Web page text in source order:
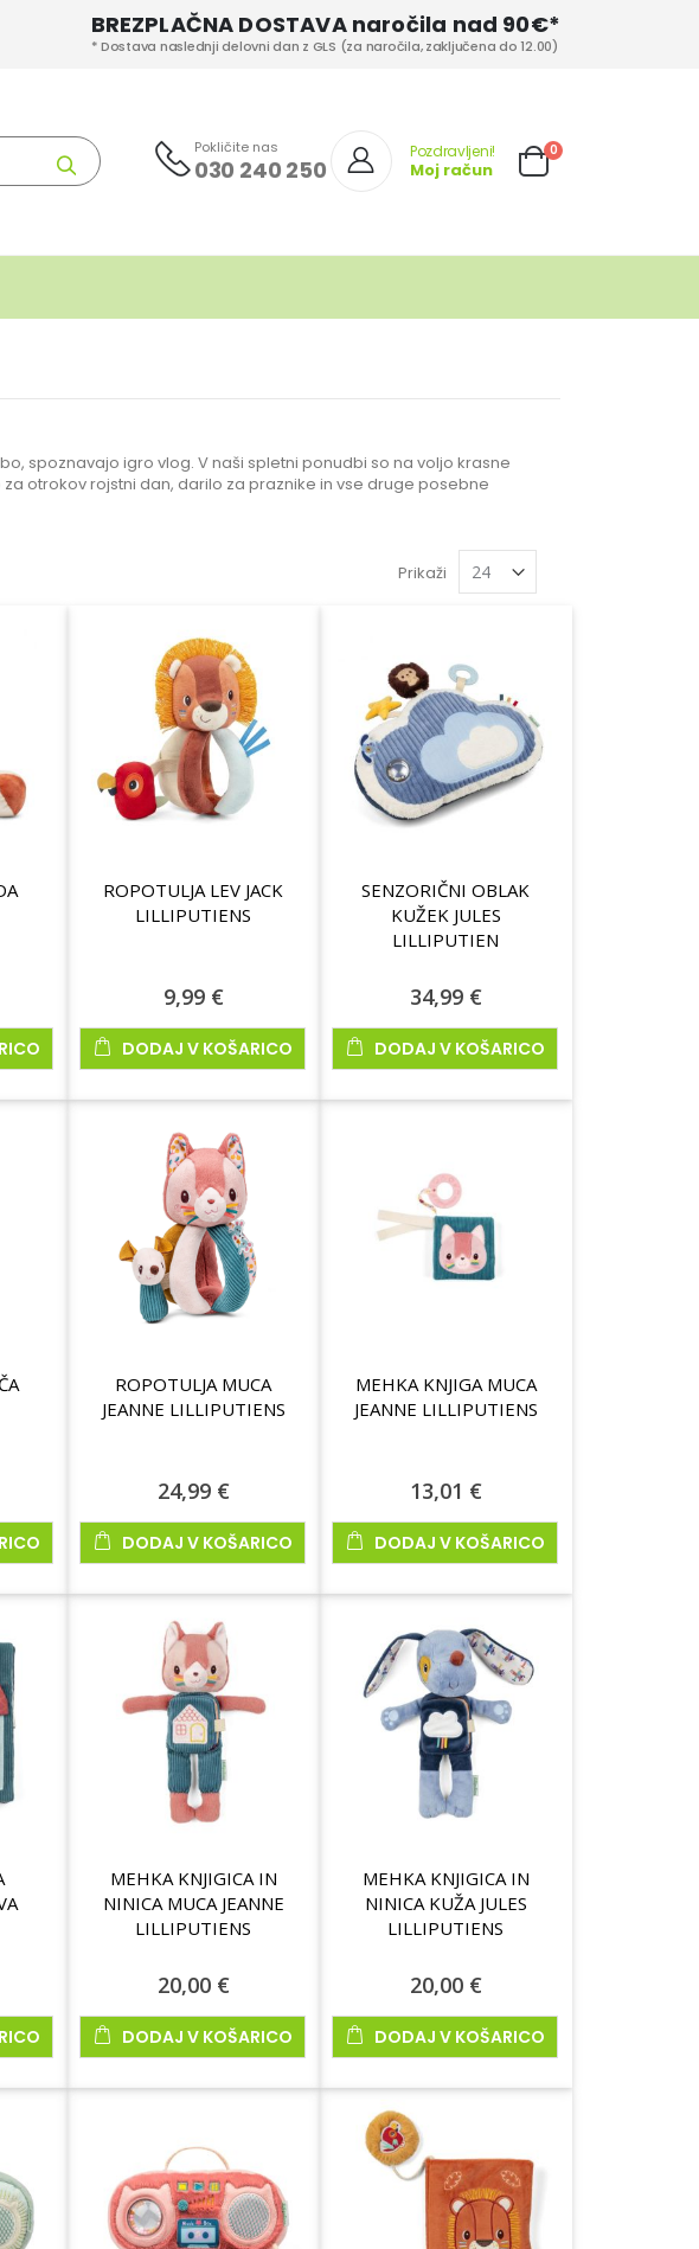
BREZPLAČNA DOSTAVA naročila nad 90€*
* Dostava naslednji delovni dan z GLS (za naročila, zaključena do 12.00)
Iskanje
Pokličite nas
030 240 250
Pozdravljeni!
Moj račun Cart
0izd.
spoznavajo igro vlog. V naši spletni ponudbi so na voljo krasne
otrokov rojstni dan, darilo za praznike in vse druge posebne
Prikaži
ROPOTULJA LEV JACK
LILLIPUTIENS
9,99 €
DODAJ V KOŠARICO
SENZORIČNI OBLAK
KUŽEK JULES
LILLIPUTIEN
34,99 €
DODAJ V KOŠARICO
ROPOTULJA MUCA
JEANNE LILLIPUTIENS
24,99 €
DODAJ V KOŠARICO
MEHKA KNJIGA MUCA
JEANNE LILLIPUTIENS
13,01 €
DODAJ V KOŠARICO
MEHKA KNJIGICA IN
NINICA MUCA JEANNE
LILLIPUTIENS
20,00 €
DODAJ V KOŠARICO
MEHKA KNJIGICA IN
NINICA KUŽA JULES
LILLIPUTIENS
20,00 €
DODAJ V KOŠARICO